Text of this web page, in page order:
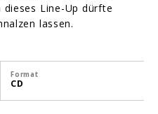
dieses Line-Up dürfte
lassen.
Format
CD